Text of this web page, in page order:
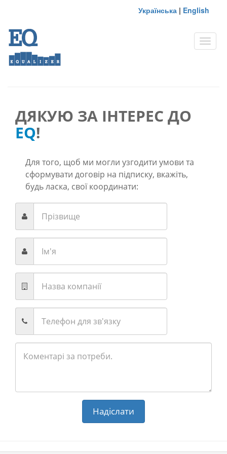
Українська | English
Toggle
ДЯКУЮ ЗА ІНТЕРЕС ДО
EQ!
Для того, щоб ми могли узгодити умови та
сформувати договір на підписку, вкажіть,
будь ласка, свої координати: